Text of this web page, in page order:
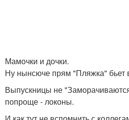
Мамочки и дочки.
Ну нынсюче прям "Пляжка" бьет
Выпускницы не
попроще - локоны.